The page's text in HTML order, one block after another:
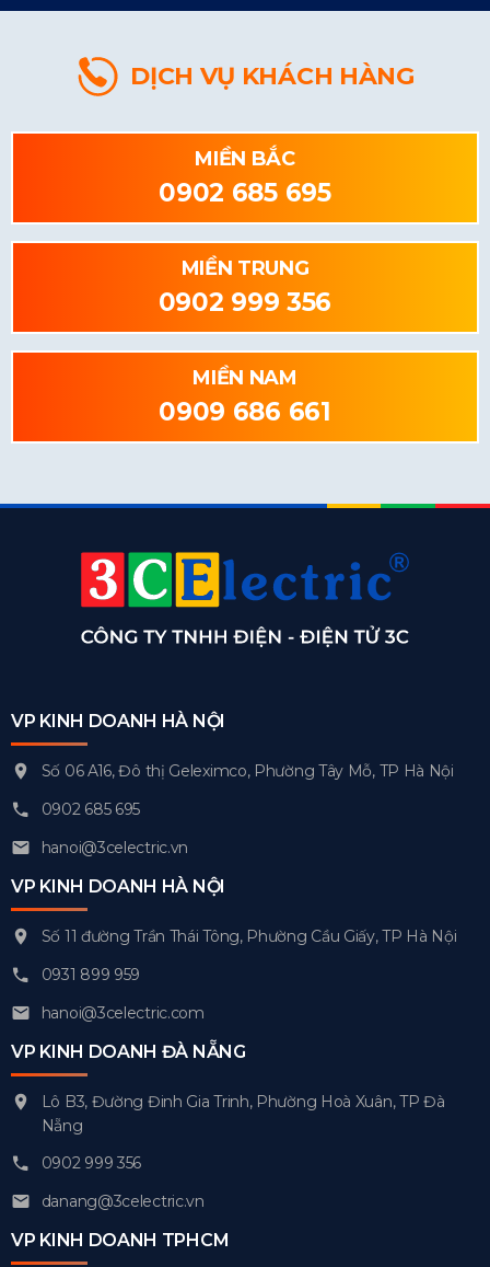
DỊCH VỤ KHÁCH HÀNG
MIỀN BẮC
0902 685 695
MIỀN TRUNG
0902 999 356
MIỀN NAM
0909 686 661
VP KINH DOANH HÀ NỘI
Số 06 A16, Đô thị Geleximco, Phường Tây Mỗ, TP Hà Nội
0902 685 695
hanoi@3celectric.vn
VP KINH DOANH HÀ NỘI
Số 11 đường Trần Thái Tông, Phường Cầu Giấy, TP Hà Nội
0931 899 959
hanoi@3celectric.com
VP KINH DOANH ĐÀ NẴNG
Lô B3, Đường Đinh Gia Trinh, Phường Hoà Xuân, TP Đà
Nẵng
0902 999 356
danang@3celectric.vn
VP KINH DOANH TPHCM